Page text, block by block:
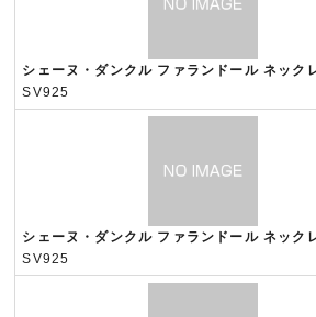
シェーヌ・ダンクル ファランドール ネック
SV925
シェーヌ・ダンクル ファランドール ネック
SV925